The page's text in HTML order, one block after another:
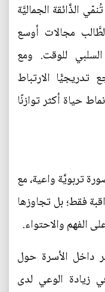
الذَّائقة الجماليَّة
مجالات أوسع
السلبي للوقت. ومع
تدريجيًّا الارتباط
حياة أكثر توازنًا
تربويَّة واعية، مع
فقط؛ بل تجاوزها
الفهم والاحتواء.
داخل الأسرة حول
زيادة الوعي لدى